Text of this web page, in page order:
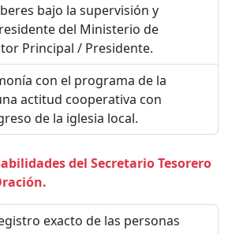
bajo la supervisión y
del Ministerio de
Principal / Presidente.
con el programa de la
actitud cooperativa con
de la iglesia local.
del Secretario Tesorero
exacto de las personas